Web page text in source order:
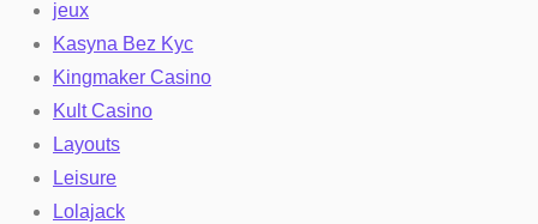
jeux
Kasyna Bez Kyc
Kingmaker Casino
Kult Casino
Layouts
Leisure
Lolajack